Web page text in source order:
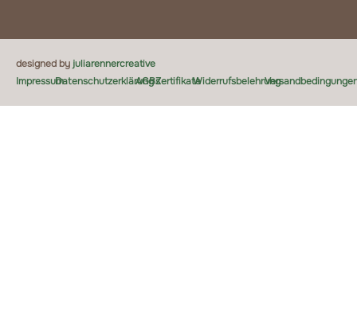
designed by juliarennercreative
ImpressumDatenschutzerklärung
AGBsZertifikateWiderrufsbelehrung